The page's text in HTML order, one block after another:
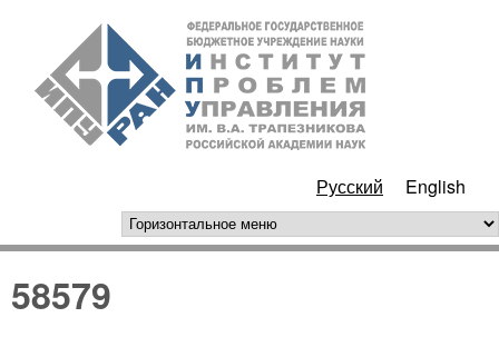
Перейти к основному
содержанию
РАН
Русский English
горизонтальное меню
58579